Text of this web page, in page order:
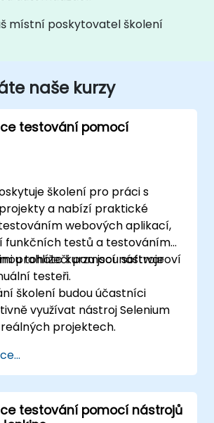
místní poskytovatel školení
naše kurzy
testování pomocí
školení pro práci s
a nabízí praktické
webových aplikací,
funkčních testů a testováním
prohlížeči pomocí nástroje
tohoto kurzu jsou softwaroví
testeři.
školení budou účastníci
využívat nástroj Selenium
projektech.
testování pomocí nástrojů